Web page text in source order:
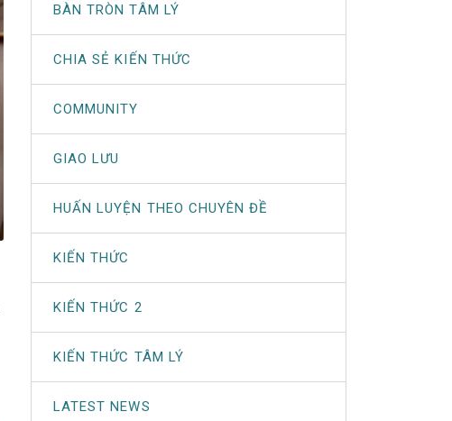
BÀN TRÒN TÂM LÝ
CHIA SẺ KIẾN THỨC
COMMUNITY
GIAO LƯU
HUẤN LUYỆN THEO CHUYÊN ĐỀ
KIẾN THỨC
KIẾN THỨC 2
KIẾN THỨC TÂM LÝ
LATEST NEWS